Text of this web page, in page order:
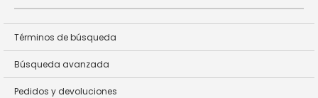
Términos de búsqueda
Búsqueda avanzada
Pedidos y devoluciones